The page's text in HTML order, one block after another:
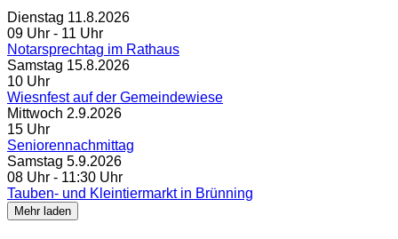
Dienstag 11.8.2026
09 Uhr ‐ 11 Uhr
Notarsprechtag im Rathaus
Samstag 15.8.2026
10 Uhr
Wiesnfest auf der Gemeindewiese
Mittwoch 2.9.2026
15 Uhr
Seniorennachmittag
Samstag 5.9.2026
08 Uhr ‐ 11:30 Uhr
Tauben- und Kleintiermarkt in Brünning
Mehr laden